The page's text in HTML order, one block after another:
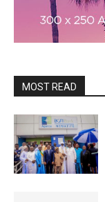
MOST READ